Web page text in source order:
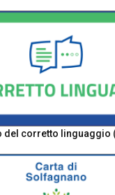
del corretto linguaggio